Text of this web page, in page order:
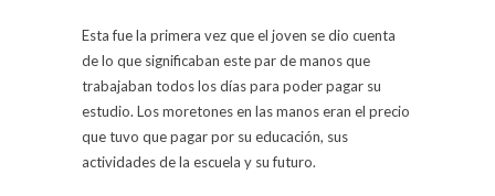
Esta fue la primera vez que el joven se dio cuenta
de lo que significaban este par de manos que
trabajaban todos los días para poder pagar su
estudio. Los moretones en las manos eran el precio
que tuvo que pagar por su educación, sus
actividades de la escuela y su futuro.